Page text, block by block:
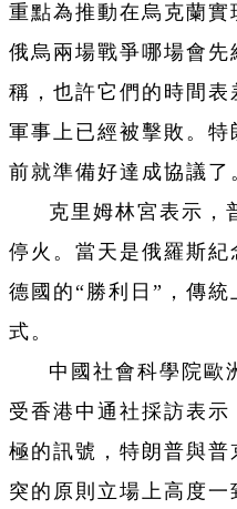
重點為推動在烏克蘭實
俄烏兩場戰爭哪場會
稱，也許它們的時間
軍事上已經被擊敗。
前就準備好達成協議了
克里姆林宮表示，
停火。當天是俄羅斯
德國的“勝利日”，傳
式。
中國社會科學院歐
受香港中通社採訪表
極的訊號，特朗普與
突的原則立場上高度